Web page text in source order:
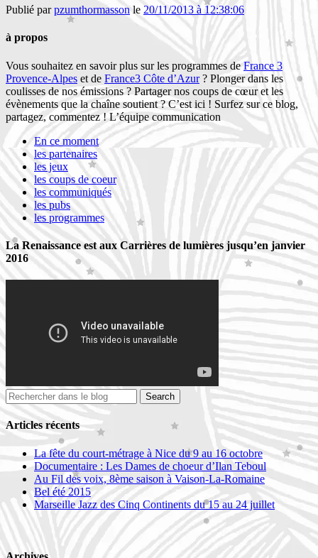
Publié parpzumthormasson le 20/11/2013 à 12:38:06
à propos
Vous souhaitez en savoir plus sur les programmes de France 3
Provence-Alpes et de France3 Côte d’Azur? Plonger dans les
coulisses de nos émissions ? Partager nos coups de cœur et les
évènements que la chaîne soutient ? C’est ici ! Surfez sur ce blog,
partagez, commentez ! L’équipe communication
En ce moment
les partenaires
les jeux
les coups de coeur
les communiqués
les pubs
les programmes
La Renaissance est aux Carrières de lumières jusqu’en janvier
2016
Articles récents
La fête du court-métrage à Nice du 9 au 16 octobre
Documentaire : Les Dames de choeur d’Ilan Teboul
Au Fil des voix, 8ème saison à Vaison-La-Romaine
Bel été 2015
Marseille Jazz des Cinq Continents du 15 au 24 juillet